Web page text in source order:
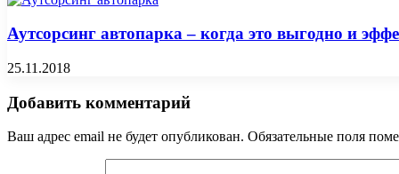
Аутсорсинг автопарка – когда это выгодно и
25.11.2018
Добавить комментарий
Ваш адрес email не будет опубликован. Обязательные поля